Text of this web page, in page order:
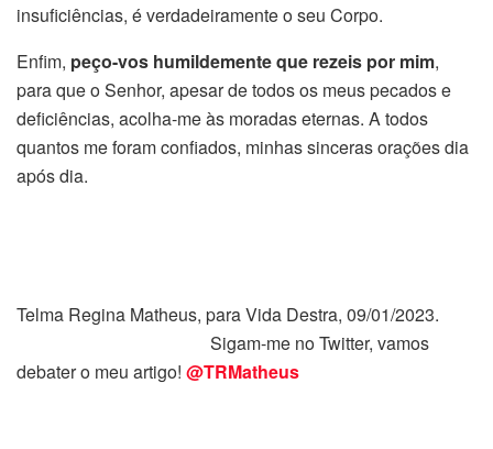
insuficiências, é verdadeiramente o seu Corpo.
Enfim, peço-vos humildemente que rezeis por mim,
para que o Senhor, apesar de todos os meus pecados e
deficiências, acolha-me às moradas eternas. A todos
quantos me foram confiados, minhas sinceras orações dia
após dia.
Telma Regina Matheus, para Vida Destra, 09/01/2023.
Sigam-me no Twitter, vamos
debater o meu artigo! @TRMatheus